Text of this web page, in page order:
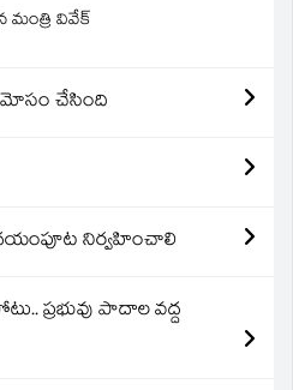
మంత్రి వివేక్
మోసం చేసింది
నిర్వహించాలి
ప్రభువు పాదాల వద్ద